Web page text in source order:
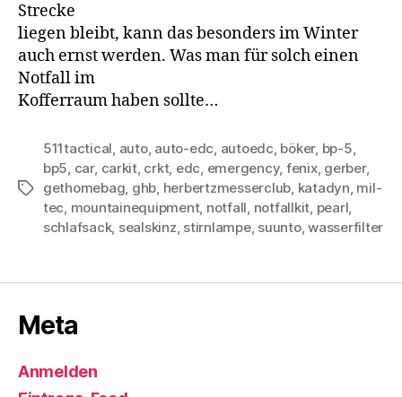
Strecke
liegen bleibt, kann das besonders im Winter
auch ernst werden. Was man für solch einen
Notfall im
Kofferraum haben sollte…
Schlagwörter
511tactical, auto, auto-edc, autoedc, böker, bp-5,
bp5, car, carkit, crkt, edc, emergency, fenix, gerber,
gethomebag, ghb, herbertzmesserclub, katadyn, mil-
tec, mountainequipment, notfall, notfallkit, pearl,
schlafsack, sealskinz, stirnlampe, suunto,wasserfilter
Meta
Anmelden